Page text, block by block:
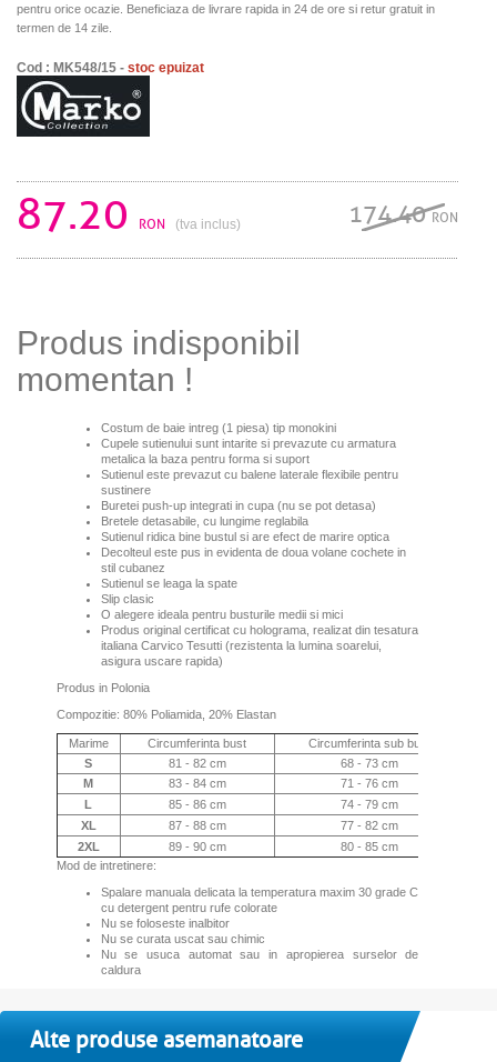
pentru orice ocazie. Beneficiaza de livrare rapida in 24 de ore si retur gratuit in
termen de 14 zile.
Cod : MK548/15 - stoc epuizat
87.20 RON (tva inclus) 174.40RON
Produs indisponibil
momentan !
Costum de baie intreg (1 piesa) tip monokini
Cupele sutienului sunt intarite si prevazute cu armatura
metalica la baza pentru forma si suport
Sutienul este prevazut cu balene laterale flexibile pentru
sustinere
Buretei push-up integrati in cupa (nu se pot detasa)
Bretele detasabile, cu lungime reglabila
Sutienul ridica bine bustul si are efect de marire optica
Decolteul este pus in evidenta de doua volane cochete in
stil cubanez
Sutienul se leaga la spate
Slip clasic
O alegere ideala pentru busturile medii si mici
Produs original certificat cu holograma, realizat din tesatura
italiana Carvico Tesutti (rezistenta la lumina soarelui,
asigura uscare rapida)
Produs in Polonia
Compozitie: 80% Poliamida, 20% Elastan
Marime Circumferinta bust Circumferinta sub bust
S
81 - 82 cm
68 - 73 cm
M
83 - 84 cm
71 - 76 cm
L
85 - 86 cm
74 - 79 cm
XL
87 - 88 cm
77 - 82 cm
2XL
89 - 90 cm
80 - 85 cm
Mod de intretinere:
Spalare manuala delicata la temperatura maxim 30 grade C
cu detergent pentru rufe colorate
Nu se foloseste inalbitor
Nu se curata uscat sau chimic
Nu se usuca automat sau in apropierea surselor de
caldura
Alte produse asemanatoare